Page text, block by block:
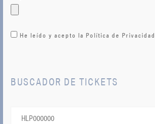
He leído y acepto la Política de Privacidad
BUSCADOR DE TICKETS